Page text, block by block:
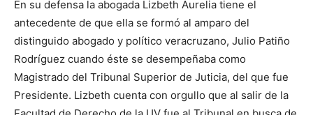
En su defensa la abogada Lizbeth Aurelia tiene el
antecedente de que ella se formó al amparo del
distinguido abogado y político veracruzano, Julio Patiño
Rodríguez cuando éste se desempeñaba como
Magistrado del Tribunal Superior de Juticia, del que fue
Presidente. Lizbeth cuenta con orgullo que al salir de la